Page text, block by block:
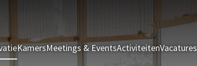
KamersMeetings & EventsActiviteitenVacatures